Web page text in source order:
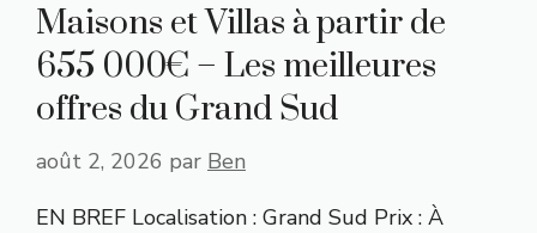
Maisons et Villas à partir de
655 000€ – Les meilleures
offres du Grand Sud
août 2, 2026 par Ben
EN BREF Localisation : Grand Sud Prix : À